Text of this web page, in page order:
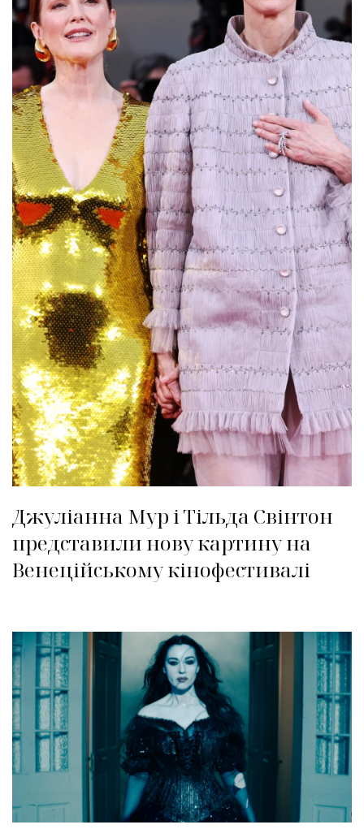
Джуліанна Мур і Тільда Свінтон
представили нову картину на
Венеційському кінофестивалі